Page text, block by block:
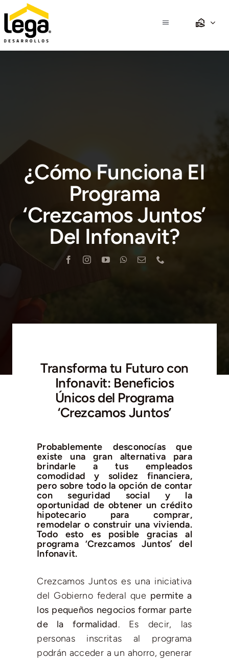
Saltar
contenido
Toggle
Inicio
Desarrollos
Crédito
Club Lega
¿Cómo Funciona El
Programa
‘Crezcamos Juntos’
Del Infonavit?
Transforma tu Futuro con
Infonavit: Beneficios
Únicos del Programa
‘Crezcamos Juntos’
Probablemente desconocías que
existe una gran alternativa para
brindarle a tus empleados
comodidad y solidez financiera,
pero sobre todo la opción de contar
con seguridad social y la
oportunidad de obtener un crédito
hipotecario para comprar,
remodelar o construir una vivienda.
Todo esto es posible gracias al
programa ‘Crezcamos Juntos’ del
Infonavit.
Crezcamos Juntos es una iniciativa
del Gobierno federal que permite a
los pequeños negocios formar parte
de la formalidad. Es decir, las
personas inscritas al programa
podrán acceder a un ahorro, generar